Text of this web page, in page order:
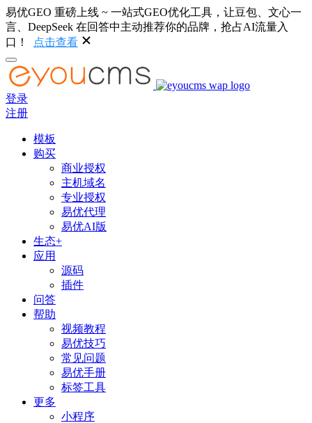
易优GEO 重磅上线 ~ 一站式GEO优化工具，让豆包、文心一
言、DeepSeek 在回答中主动推荐你的品牌，抢占AI流量入
口！
点击查看
登录
注册
模板
购买
商业授权
主机域名
专业授权
易优代理
易优AI版
生态+
应用
源码
插件
问答
帮助
视频教程
易优技巧
常见问题
易优手册
标签工具
更多
小程序